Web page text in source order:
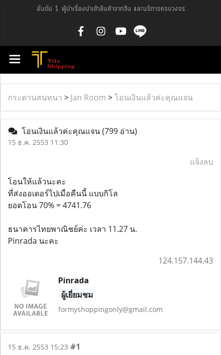
อันดับ 1 ผู้นำเรื่องนำเข้าสินค้าจากจีน และบริการครบวงจร
กระดานสนทนา > Jan Room >โอนเงินแล้วค่ะคุณแจน
โอนเงินแล้วค่ะคุณแจน(799 อ่าน)
15 ธ.ค. 2553 11:30
แจ้งลบ
โอนให้แล้วนะคะ
ที่ส่งออเดอร์ไปเมื่อคืนนี้ แบบกิโล
ยอดโอน 70% = 4741.76
ธนาคารไทยพาณิชย์ค่ะ เวลา 11.27 น.
Pinrada นะคะ
124.157.144.43
Pinrada
ผู้เยี่ยมชม
formyshoppingonly@gmail.com
15 ธ.ค. 2553 15:23 #1